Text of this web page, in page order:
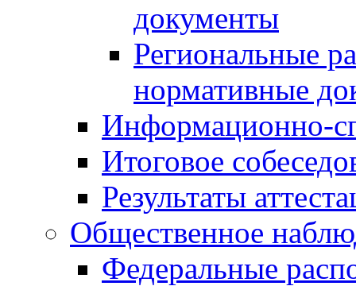
документы
Региональные
нормативные
Информационно-
Итоговое
Результаты
Общественное
Федеральные